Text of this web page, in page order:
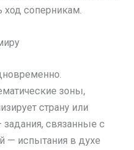
ход соперникам.
зоны,
страну или
связанные с
— испытания в духе